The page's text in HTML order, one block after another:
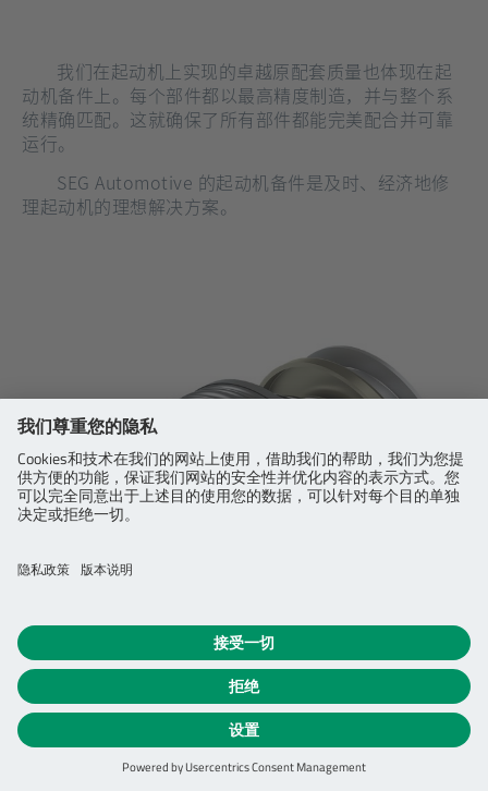
我们在起动机上实现的卓越原配套质量也体现在起
动机备件上。每个部件都以最高精度制造，并与整个系
统精确匹配。这就确保了所有部件都能完美配合并可靠
运行。
SEG Automotive 的起动机备件是及时、经济地修
理起动机的理想解决方案。